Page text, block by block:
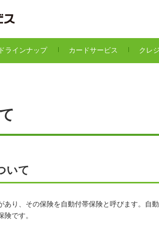
ラインナップ カードサービス クレ
いて
り、その保険を自動付帯保険と呼びます。自
です。